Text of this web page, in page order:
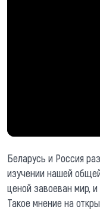
Беларусь и Россия
изучении нашей
ценой завоеван мир,
Такое мнение на